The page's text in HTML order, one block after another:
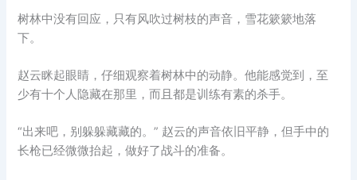
树林中没有回应，只有风吹过树枝的声音，雪花簌簌地落
下。
赵云眯起眼睛，仔细观察着树林中的动静。他能感觉到，至
少有十个人隐藏在那里，而且都是训练有素的杀手。
“出来吧，别躲躲藏藏的。” 赵云的声音依旧平静，但手中的
长枪已经微微抬起，做好了战斗的准备。